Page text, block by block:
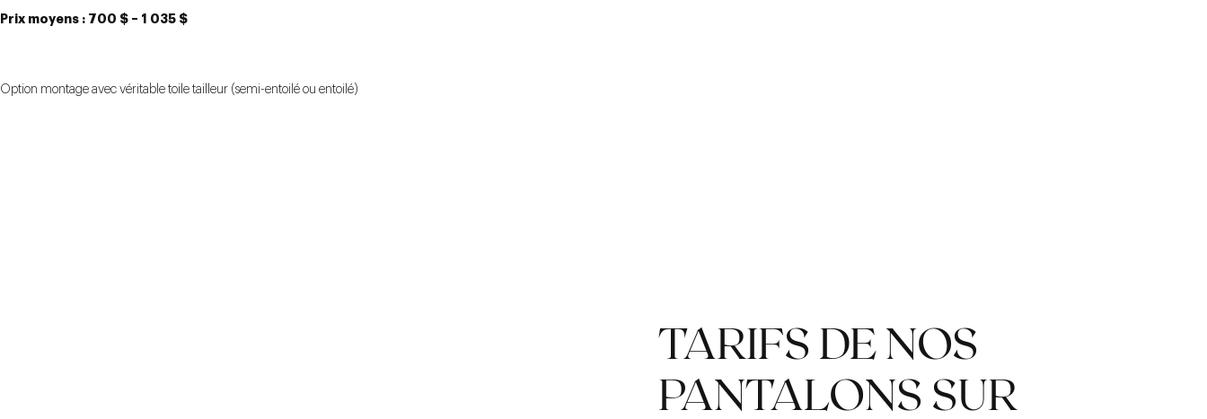
Prix moyens : 700 $ – 1 035 $
Option montage avec véritable toile tailleur (semi-entoilé ou entoilé)
TARIFS DE NOS
PANTALONS SUR